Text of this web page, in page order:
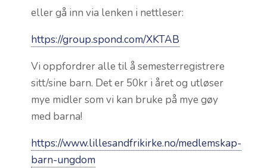
eller gå inn via lenken i nettleser:
https://group.spond.com/XKTAB
Vi oppfordrer alle til å semesterregistrere
sitt/sine barn. Det er 50kr i året og utløser
mye midler som vi kan bruke på mye gøy
med barna!
https://www.lillesandfrikirke.no/medlemskap-
barn-ungdom